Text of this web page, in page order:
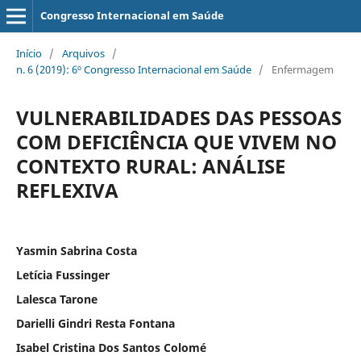
Congresso Internacional em Saúde
Início / Arquivos /
n. 6 (2019): 6º Congresso Internacional em Saúde / Enfermagem
VULNERABILIDADES DAS PESSOAS
COM DEFICIÊNCIA QUE VIVEM NO
CONTEXTO RURAL: ANÁLISE
REFLEXIVA
Yasmin Sabrina Costa
Letícia Fussinger
Lalesca Tarone
Darielli Gindri Resta Fontana
Isabel Cristina Dos Santos Colomé